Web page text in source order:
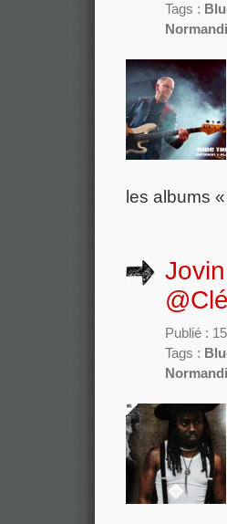
Tags :
les albums
Publié :
Tags :